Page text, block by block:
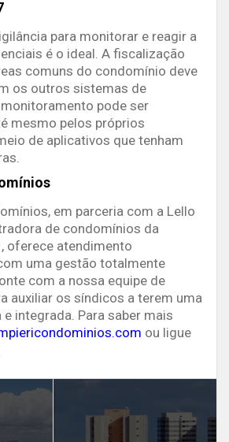
para monitorar e reagir a
é o ideal. A fiscalização
comuns do condomínio deve
os outros sistemas de
pode ser
mesmo pelos próprios
de aplicativos que tenham
em parceria com a Lello
de condomínios da
oferece atendimento
uma gestão totalmente
com a nossa equipe de
auxiliar os síndicos a terem uma
integrada. Para saber mais
ou ligue